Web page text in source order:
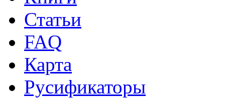
Статьи
FAQ
Карта
Русификаторы